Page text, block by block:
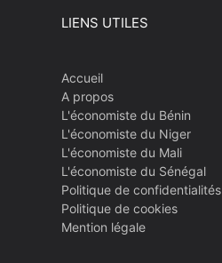
LIENS UTILES
Accueil
A propos
L'économiste du Bénin
L'économiste du Niger
L'économiste du Mali
L'économiste du Sénégal
Politique de confidentialités
Politique de cookies
Mention légale